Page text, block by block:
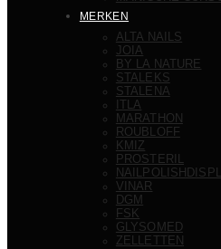
MERKEN
ALTA NAILS
JOIA
BY LA NATURE
STALEKS
STALENA
ITLA
MARATHON
ROUBLOFF
KMIZ
PROSTERIL
VINAR
DGM
FSK
GLYSOMED
ZELLETTEN